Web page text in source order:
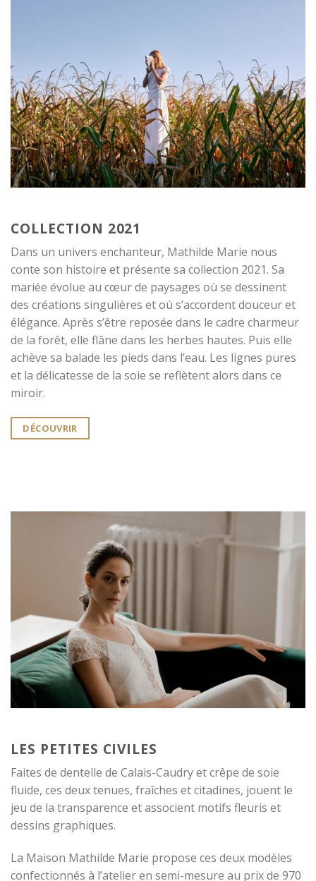
COLLECTION 2021
Dans un univers enchanteur, Mathilde Marie nous
conte son histoire et présente sa collection 2021. Sa
mariée évolue au cœur de paysages où se dessinent
des créations singulières et où s’accordent douceur et
élégance. Après s’être reposée dans le cadre charmeur
de la forêt, elle flâne dans les herbes hautes. Puis elle
achève sa balade les pieds dans l’eau. Les lignes pures
et la délicatesse de la soie se reflètent alors dans ce
miroir.
DÉCOUVRIR
LES PETITES CIVILES
Faites de dentelle de Calais-Caudry et crêpe de soie
fluide, ces deux tenues, fraîches et citadines, jouent le
jeu de la transparence et associent motifs fleuris et
dessins graphiques.
La Maison Mathilde Marie propose ces deux modèles
confectionnés à l’atelier en semi-mesure au prix de 970